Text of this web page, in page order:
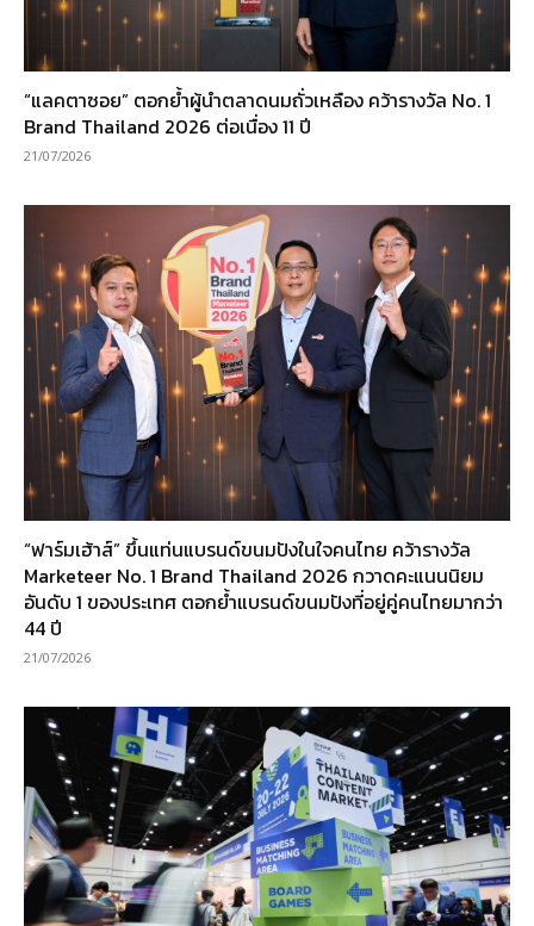
“แลคตาซอย” ตอกย้ำผู้นำตลาดนมถั่วเหลือง คว้ารางวัล No. 1
Brand Thailand 2026 ต่อเนื่อง 11 ปี
21/07/2026
“ฟาร์มเฮ้าส์” ขึ้นแท่นแบรนด์ขนมปังในใจคนไทย คว้ารางวัล
Marketeer No. 1 Brand Thailand 2026 กวาดคะแนนนิยม
อันดับ 1 ของประเทศ ตอกย้ำแบรนด์ขนมปังที่อยู่คู่คนไทยมากว่า
44 ปี
21/07/2026